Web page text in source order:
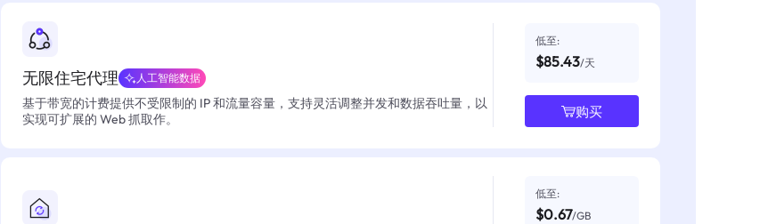
无限住宅代理 人工智能数据
基于带宽的计费提供不受限制的 IP 和流量容量，支持灵活调整并发和数据吞吐量，以
实现可扩展的 Web 抓取作。
低至:
$85.43/天
购买
低至:
$0.67/GB